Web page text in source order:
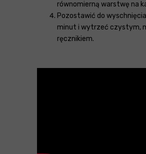
równomierną warstwę na
Pozostawić do
minut i wytrzeć czystym,
ręcznikiem.